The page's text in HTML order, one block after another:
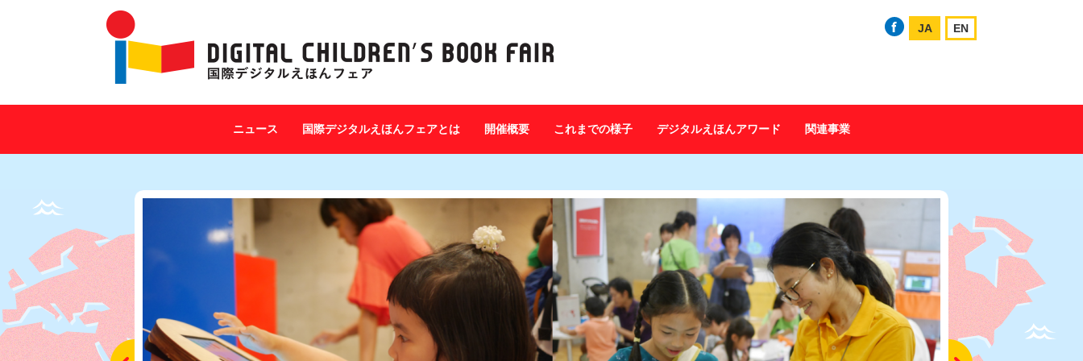
JA EN
ニュース 国際デジタルえほんフェアとは 開催概要 これまでの様子 デジタルえほんアワード 関連事業